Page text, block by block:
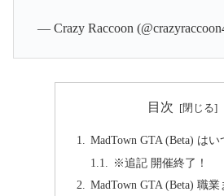
— Crazy Raccoon
目次
MadTown GTA (Beta) は
※追記 開催終了！
MadTown GTA (Beta) 職業